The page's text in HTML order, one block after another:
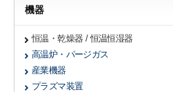
機器
恒温・乾燥器 / 恒温恒湿器
高温炉・パージガス
産業機器
プラズマ装置